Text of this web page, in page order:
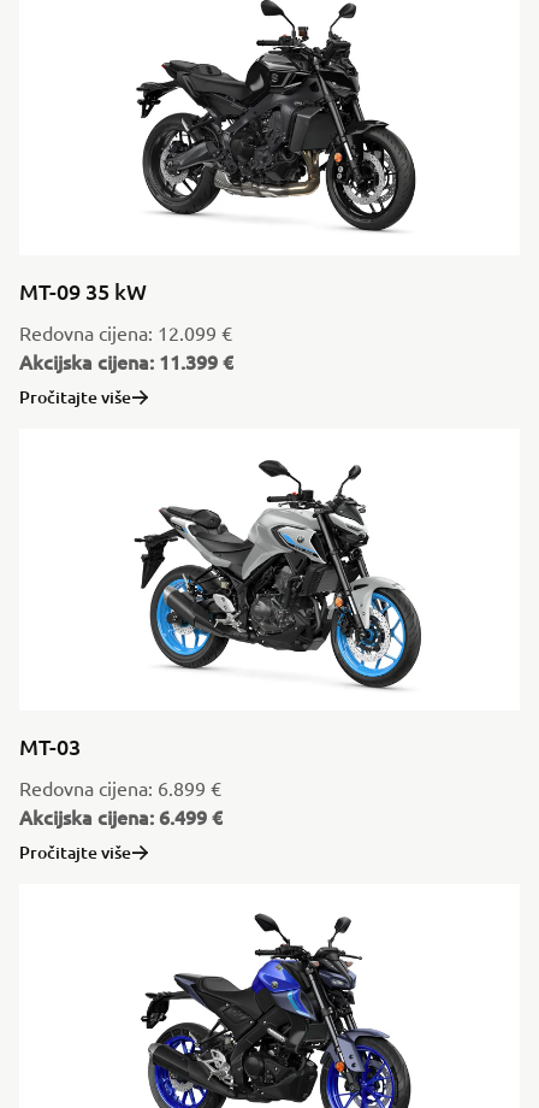
MT-09 35 kW
Redovna cijena: 12.099 €
Akcijska cijena: 11.399 €
Pročitajte više
MT-03
Redovna cijena: 6.899 €
Akcijska cijena: 6.499 €
Pročitajte više